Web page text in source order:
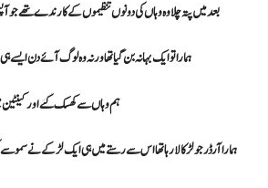
بعد میں پتہ چلا وہ وہاں کی دونوں تنظیموں کے کارندے تھے جو
ہمارا تو ایک بہانہ بن گیا تھا ورنہ وہ لوگ آئے دن
ہم وہاں سے کھسک گئے اور کینٹین
ہمارا آرڈر جو لڑکا لا رہا تھا اس سے رستے میں ہی ایک لڑکے نے